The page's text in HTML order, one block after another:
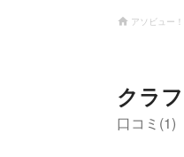
アソビュー！
クラ
口コミ(1)